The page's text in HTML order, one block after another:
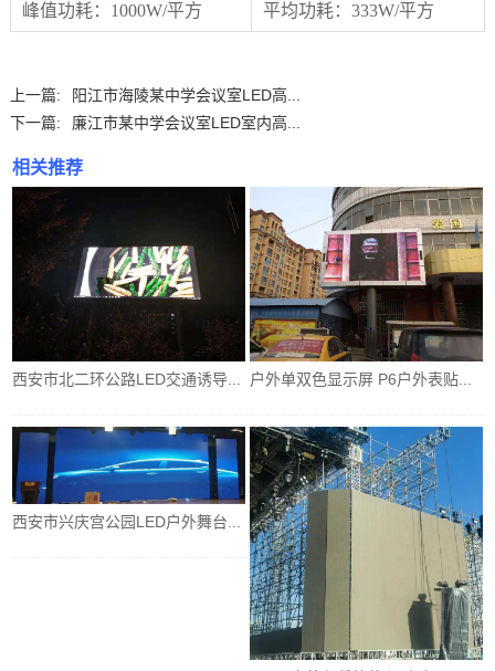
峰值功耗： 1000W/平方 平均功耗： 333W/平方
上一篇:
阳江市海陵某中学会议室LED高...
下一篇:
廉江市某中学会议室LED室内高...
相关推荐
西安市北二环公路LED交通诱导... 户外单双色显示屏 P6户外表贴...
西安市兴庆宫公园LED户外舞台...